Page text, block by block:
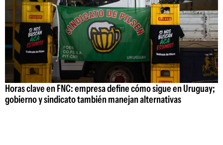
Horas clave en FNC: empresa define cómo sigue en Uruguay;
gobierno y sindicato también manejan alternativas